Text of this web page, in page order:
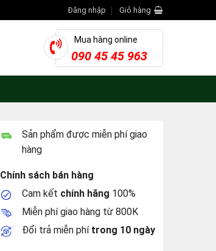
Đăng nhập Giỏ hàng
Mua hàng online
090 45 45 963
Sản phẩm được miễn phí giao
hàng
Chính sách bán hàng
Cam kết chính hãng 100%
Miễn phí giao hàng từ 800K
Đổi trả miễn phí trong 10 ngày